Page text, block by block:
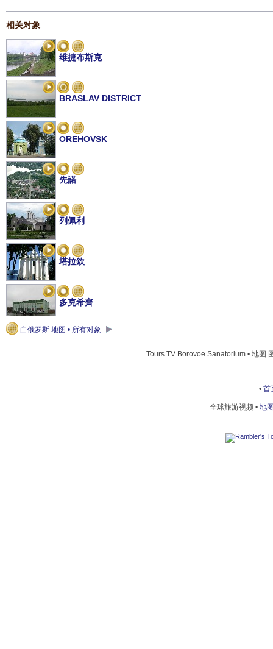
相关对象
维捷布斯克
BRASLAV DISTRICT
OREHOVSK
先諾
列佩利
塔拉欽
多克希齊
白俄罗斯 地图 • 所有对象
Tours TV Borovoe Sanatorium • 地图
• 首
全球旅游视频 • 地